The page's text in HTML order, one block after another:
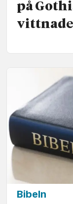
på
Bibeln